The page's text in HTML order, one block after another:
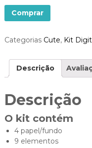
Comprar
Categorias Cute, Kit
Descrição
Descrição
O kit contém
4 papel/fundo
9 elementos